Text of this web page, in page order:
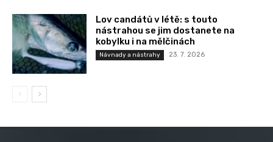
Lov candátů v létě: s touto
nástrahou se jim dostanete na
kobylku i na mělčinách
Návnady a nástrahy 23. 7. 2026